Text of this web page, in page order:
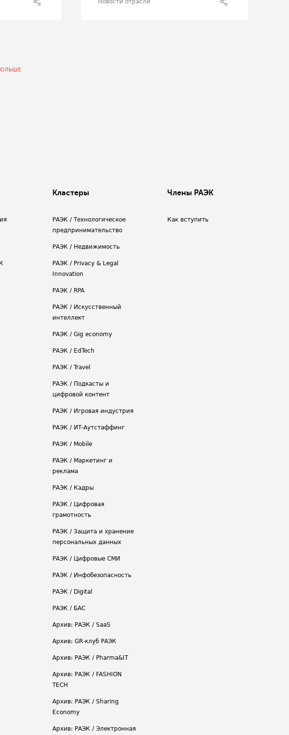
Новости отрасли
Кластеры
РАЭК / Технологическое
предпринимательство
РАЭК / Недвижимость
РАЭК / Privacy & Legal
Innovation
РАЭК / RPA
РАЭК / Искусственный
интеллект
РАЭК / Gig economy
РАЭК / EdTech
РАЭК / Travel
РАЭК / Подкасты и
цифровой контент
РАЭК / Игровая индустрия
РАЭК / ИТ-Аутстаффинг
РАЭК / Mobile
РАЭК / Маркетинг и
реклама
РАЭК / Кадры
РАЭК / Цифровая
грамотность
РАЭК / Защита и хранение
персональных данных
РАЭК / Цифровые СМИ
РАЭК / Инфобезопасность
РАЭК / Digital
РАЭК / БАС
Архив: РАЭК / SaaS
Архив: GR-клуб РАЭК
Архив: РАЭК / Pharma&IT
Архив: РАЭК / FASHION
TECH
Архив: РАЭК / Sharing
Economy
Архив: РАЭК / Электронная
Члены РАЭК
Как вступить